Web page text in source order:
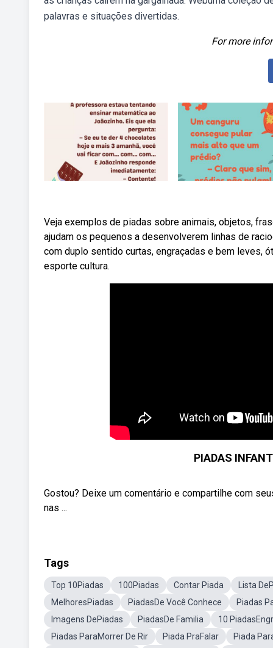
palavras e situações divertidas.
For more
Veja exemplos de piadas sobre animais, objetos,
ajudam os pequenos a desenvolverem linhas de
com duplo sentido curtas, engraçadas e bem leves,
esporte cultura.
PIADAS
Gostou? Deixe um comentário e compartilhe com
nas ...
Tags
Top 10Piadas 100Piadas Contar Piada Lista
MelhoresPiadas
PiadasDe Você Conhece Piadas
Imagens DePiadas
PiadasDe Familia 10
Piadas ParaMorrer De Rir
Piada PraFalar Piada